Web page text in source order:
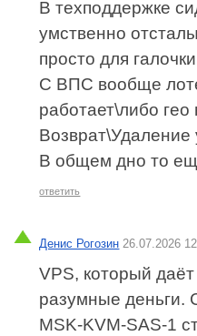
В техподдержке
умственно
просто для
С ВПС вообще
работает\либо гео
Возврат\Удаление
В общем дно то
ответить
Денис Рогозин 26.07.2026
VPS, который
разумные деньги.
MSK‑KVM‑SAS‑1